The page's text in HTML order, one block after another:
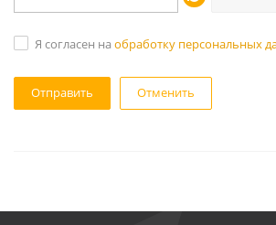
Я согласен на обработку персональных
Отменить